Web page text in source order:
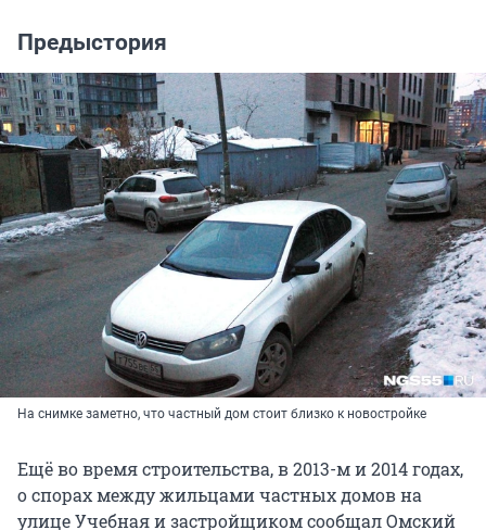
Предыстория
На снимке заметно, что частный дом стоит близко к новостройке
Ещё во время строительства, в 2013-м и 2014 годах,
о спорах между жильцами частных домов на
улице Учебная и застройщиком сообщал Омский